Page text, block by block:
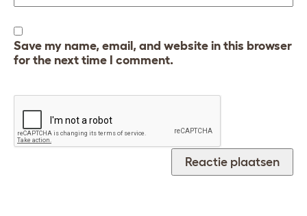
Save my name, email, and website in this browser
for the next time I comment.